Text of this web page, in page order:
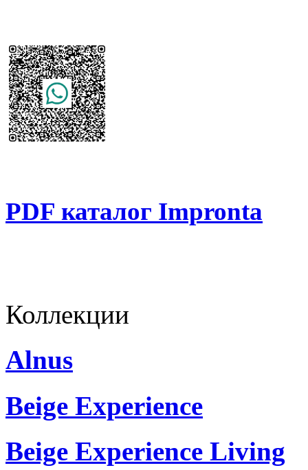
PDF каталог Impronta
Коллекции
Alnus
Beige Experience
Beige Experience Living